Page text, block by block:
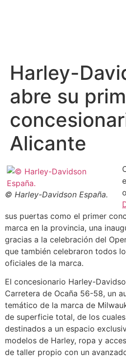
Harley-
abre su
Alicante
© Harley-Davidson España.
sus puertas como el primer
marca en la provincia, una
gracias a la celebración del
que también celebraron todos
oficiales de la marca.
El concesionario Harley-
Carretera de Ocaña 56-58, un
temático de la marca de
de superficie total, de los
destinados a un espacio
modelos de Harley, ropa y
de taller propio con un